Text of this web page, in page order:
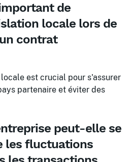
de
locale lors de
contrat
est crucial pour s'assurer
partenaire et éviter des
peut-elle se
les fluctuations